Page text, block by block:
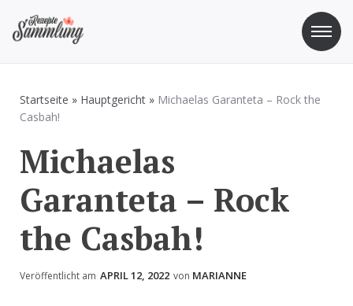
Inhalt
Startseite » Hauptgericht » Michaelas Garanteta – Rock the
Casbah!
Michaelas
Garanteta – Rock
the Casbah!
Veröffentlicht am APRIL 12, 2022 von MARIANNE